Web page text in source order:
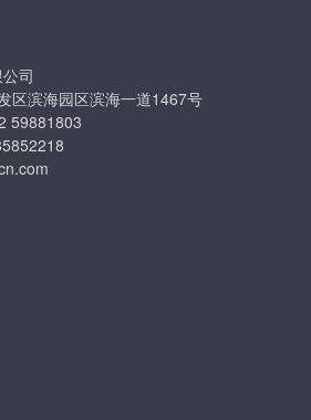
司
区滨海园区滨海一道1467号
59881803